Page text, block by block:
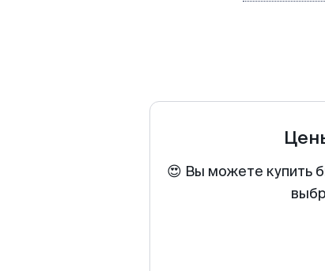
😍 Вы можете купить